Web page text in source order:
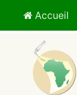
Accueil